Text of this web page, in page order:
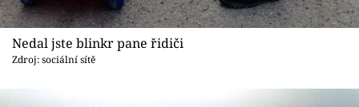
Nedal jste blinkr pane řidiči
Zdroj: sociální sítě